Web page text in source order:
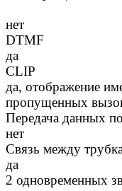
нет
DTMF
да
CLIP
да, отображение
пропущенных
Передача данных
нет
Связь между
да
2 одновременных